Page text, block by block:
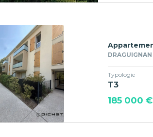
Typologie
T3
185 000 €